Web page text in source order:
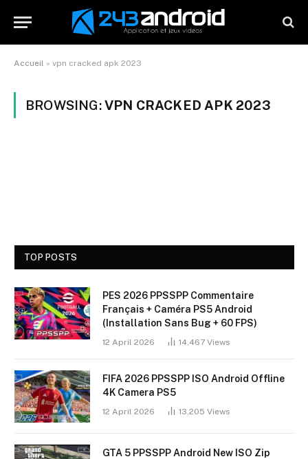
Accueil » vpn cracked apk 2023
BROWSING:VPN CRACKED APK 2023
TOP POSTS
PES 2026 PPSSPP Commentaire
Français + Caméra PS5 Android
(Installation Sans Bug + 60 FPS)
12 April 2026 14,467 Views
FIFA 2026 PPSSPP ISO Android Offline
4K Camera PS5
12 April 2026 13,205 Views
GTA 5 PPSSPP Android New ISO Zip